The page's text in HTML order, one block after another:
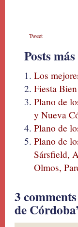
Tweet
Posts
Los
Fiesta
Plano de
y Nueva
Plano de
Plano de
Sársfield,
Olmos,
3
de